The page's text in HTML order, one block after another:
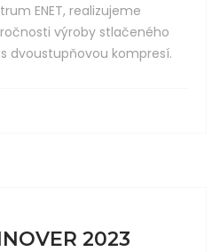
ENET, realizujeme
výroby stlačeného
dvoustupňovou kompresí.
2023